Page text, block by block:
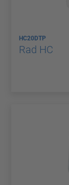
HC20DTP
Rad HC